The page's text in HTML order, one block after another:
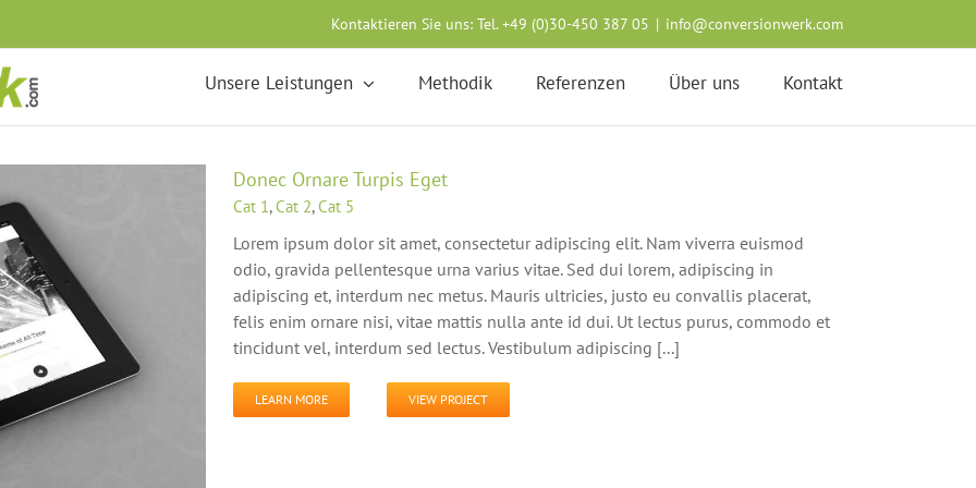
Kontaktieren Sie uns: Tel. +49 (0)30-450 387 05 | info@conversionwerk.com
Unsere Leistungen Methodik Referenzen Über uns Kontakt
Donec Ornare Turpis Eget
Cat 1,Cat 2,Cat 5
Lorem ipsum dolor sit amet, consectetur adipiscing elit. Nam viverra euismod
odio, gravida pellentesque urna varius vitae. Sed dui lorem, adipiscing in
adipiscing et, interdum nec metus. Mauris ultricies, justo eu convallis placerat,
felis enim ornare nisi, vitae mattis nulla ante id dui. Ut lectus purus, commodo et
tincidunt vel, interdum sed lectus. Vestibulum adipiscing [...]
LEARN MORE VIEW PROJECT